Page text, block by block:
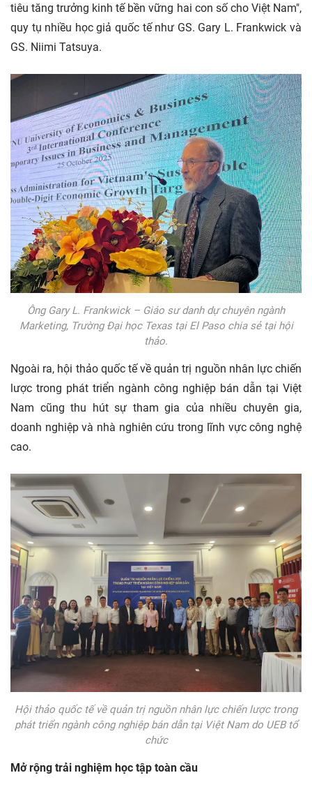
tiêu tăng trưởng kinh tế bền vững hai con số cho Việt Nam",
quy tụ nhiều học giả quốc tế như GS. Gary L. Frankwick và
GS. Niimi Tatsuya.
Ông Gary L. Frankwick – Giáo sư danh dự chuyên ngành
Marketing, Trường Đại học Texas tại El Paso chia sẻ tại hội
thảo.
Ngoài ra, hội thảo quốc tế về quản trị nguồn nhân lực chiến
lược trong phát triển ngành công nghiệp bán dẫn tại Việt
Nam cũng thu hút sự tham gia của nhiều chuyên gia,
doanh nghiệp và nhà nghiên cứu trong lĩnh vực công nghệ
cao.
Hội thảo quốc tế về quản trị nguồn nhân lực chiến lược trong
phát triển ngành công nghiệp bán dẫn tại Việt Nam do UEB tổ
chức
Mở rộng trải nghiệm học tập toàn cầu